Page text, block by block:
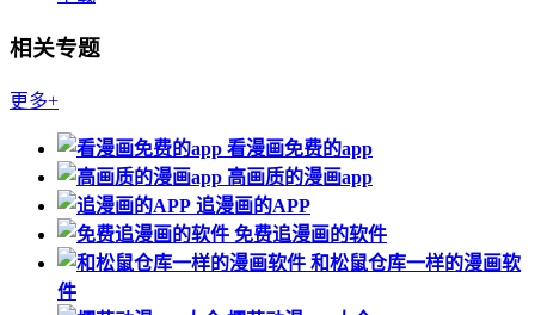
相关专题
更多+
看漫画免费的app
高画质的漫画app
追漫画的APP
免费追漫画的软件
和松鼠仓库一样的漫画软
件